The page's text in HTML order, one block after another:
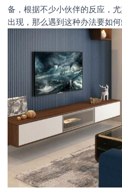
备，根据不少小伙伴的反应，
出现，那么遇到这种办法要如何